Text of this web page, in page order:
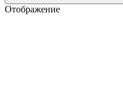
Отображение